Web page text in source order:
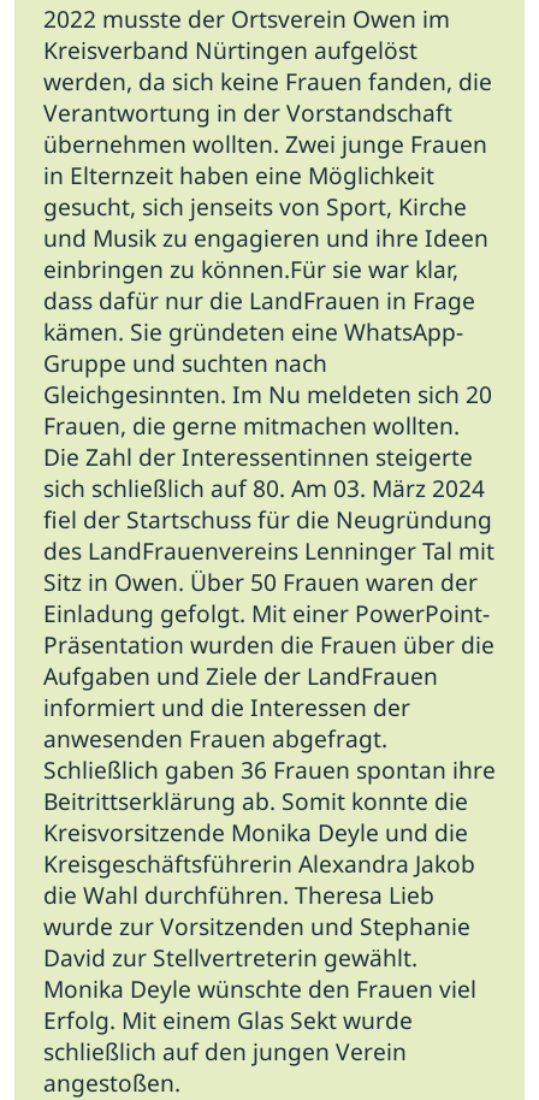
2022 musste der Ortsverein Owen im
Kreisverband Nürtingen aufgelöst
werden, da sich keine Frauen fanden, die
Verantwortung in der Vorstandschaft
übernehmen wollten. Zwei junge Frauen
in Elternzeit haben eine Möglichkeit
gesucht, sich jenseits von Sport, Kirche
und Musik zu engagieren und ihre Ideen
einbringen zu können.Für sie war klar,
dass dafür nur die LandFrauen in Frage
kämen. Sie gründeten eine WhatsApp-
Gruppe und suchten nach
Gleichgesinnten. Im Nu meldeten sich 20
Frauen, die gerne mitmachen wollten.
Die Zahl der Interessentinnen steigerte
sich schließlich auf 80. Am 03. März 2024
fiel der Startschuss für die Neugründung
des LandFrauenvereins Lenninger Tal mit
Sitz in Owen. Über 50 Frauen waren der
Einladung gefolgt. Mit einer PowerPoint-
Präsentation wurden die Frauen über die
Aufgaben und Ziele der LandFrauen
informiert und die Interessen der
anwesenden Frauen abgefragt.
Schließlich gaben 36 Frauen spontan ihre
Beitrittserklärung ab. Somit konnte die
Kreisvorsitzende Monika Deyle und die
Kreisgeschäftsführerin Alexandra Jakob
die Wahl durchführen. Theresa Lieb
wurde zur Vorsitzenden und Stephanie
David zur Stellvertreterin gewählt.
Monika Deyle wünschte den Frauen viel
Erfolg. Mit einem Glas Sekt wurde
schließlich auf den jungen Verein
angestoßen.